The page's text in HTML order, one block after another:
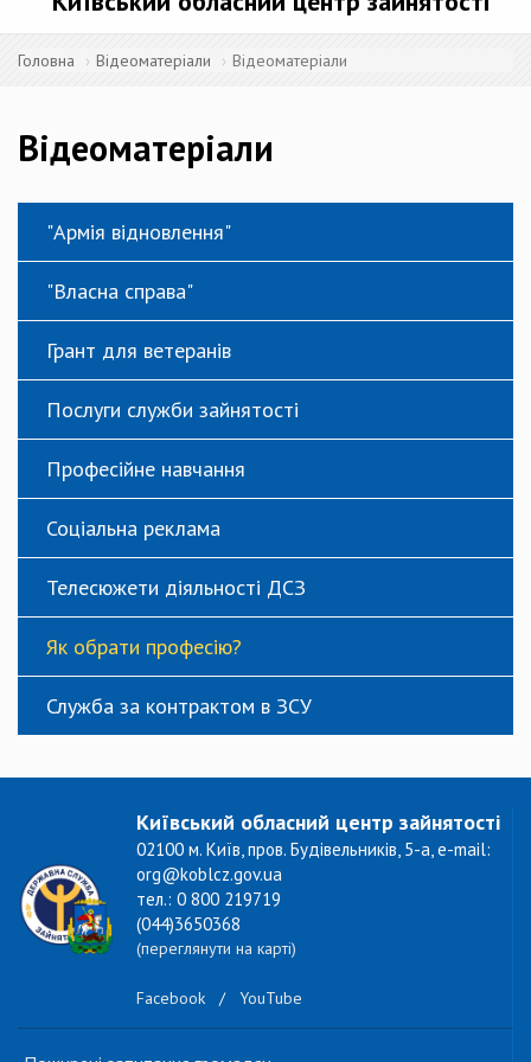
Головна Відеоматеріали Відеоматеріали
Відеоматеріали
"Армія відновлення"
"Власна справа"
Грант для ветеранів
Послуги служби зайнятості
Професійне навчання
Соціальна реклама
Телесюжети діяльності ДСЗ
Як обрати професію?
Служба за контрактом в ЗСУ
Київський обласний центр зайнятості
02100 м. Київ, пров. Будівельників, 5-а, e-mail:
org@koblcz.gov.ua
тел.: 0 800 219719
(044)3650368
(переглянути на карті)
Facebook / YouTube